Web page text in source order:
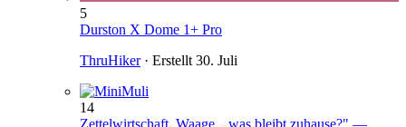
5
Durston X Dome 1+ Pro
ThruHiker· Erstellt 30. Juli
14